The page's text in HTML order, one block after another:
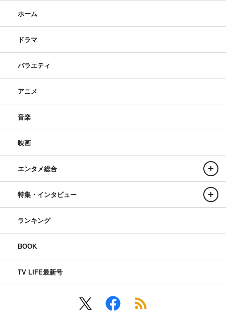
ホーム
ドラマ
バラエティ
アニメ
音楽
映画
エンタメ総合
特集・インタビュー
ランキング
BOOK
TV LIFE最新号